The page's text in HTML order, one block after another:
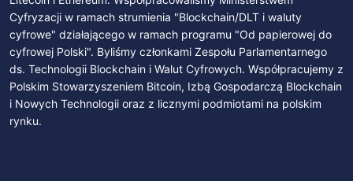
Cyfryzacji w ramach strumienia "Blockchain/DLT i waluty
cyfrowe" działającego w ramach programu "Od papierowej do
cyfrowej Polski". Byliśmy członkami Zespołu Parlamentarnego
ds. Technologii Blockchain i Walut Cyfrowych. Współpracujemy z
Polskim Stowarzyszeniem Bitcoin, Izbą Gospodarczą Blockchain
i Nowych Technologii oraz z licznymi podmiotami na polskim
rynku.